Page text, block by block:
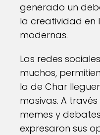
generado un
la creatividad en
modernas.
Las redes
muchos,
la de Char
masivas. A
memes y
expresaron sus